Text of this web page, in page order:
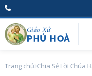
Giáo Xứ
PHÚ HOÀ
Trang chủ Chia Sẻ Lời Chúa